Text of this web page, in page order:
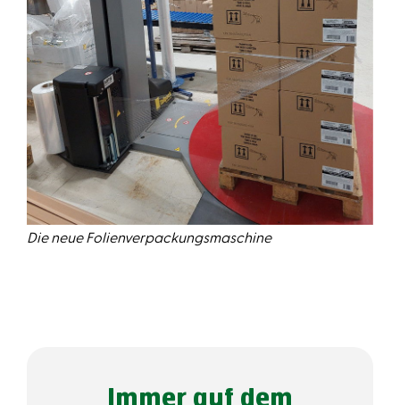
Die neue Folienverpackungsmaschine